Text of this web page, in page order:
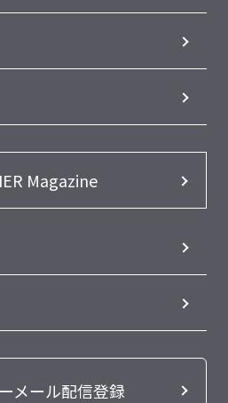
Magazine
メール配信登録